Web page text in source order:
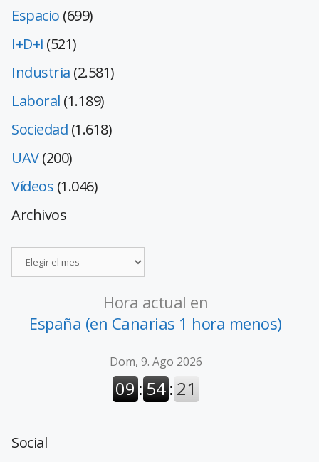
Espacio (699)
I+D+i (521)
Industria (2.581)
Laboral (1.189)
Sociedad (1.618)
UAV(200)
Vídeos (1.046)
Archivos
Hora actual en
España (en Canarias 1 hora menos)
Social